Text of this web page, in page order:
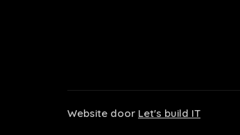
Website door Let's build IT